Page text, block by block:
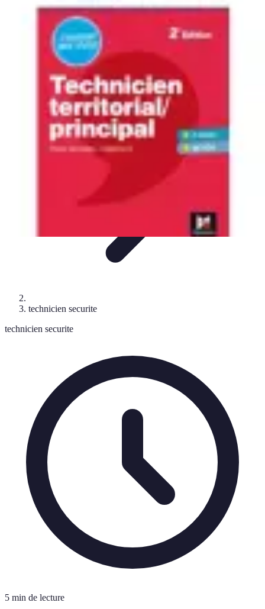
Technicien Sécurité
technicien securiteTendances
Technicien Sécurité
technicien securite
technicien securite
5 min de lecture